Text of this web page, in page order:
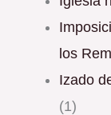
Imposicion Fajin de general a la Virgen de
los
Izado
(1)